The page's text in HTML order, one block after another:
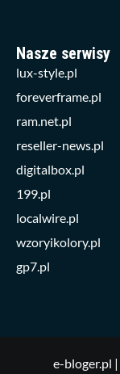
Nasze serwisy
lux-style.pl
foreverframe.pl
ram.net.pl
reseller-news.pl
digitalbox.pl
199.pl
localwire.pl
wzoryikolory.pl
gp7.pl
e-bloger.pl |